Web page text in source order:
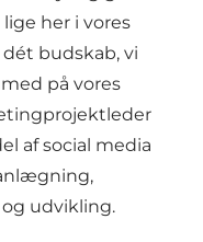
her i vores
budskab, vi
på vores
af social media
udvikling.